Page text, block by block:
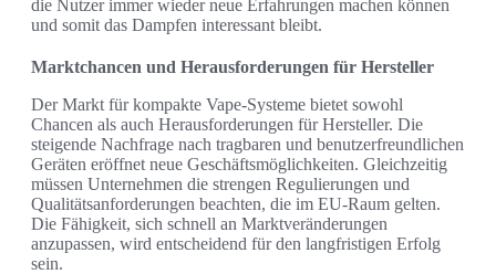
die Nutzer immer wieder neue Erfahrungen machen können
und somit das Dampfen interessant bleibt.
Marktchancen und Herausforderungen für Hersteller
Der Markt für kompakte Vape-Systeme bietet sowohl
Chancen als auch Herausforderungen für Hersteller. Die
steigende Nachfrage nach tragbaren und benutzerfreundlichen
Geräten eröffnet neue Geschäftsmöglichkeiten. Gleichzeitig
müssen Unternehmen die strengen Regulierungen und
Qualitätsanforderungen beachten, die im EU-Raum gelten.
Die Fähigkeit, sich schnell an Marktveränderungen
anzupassen, wird entscheidend für den langfristigen Erfolg
sein.